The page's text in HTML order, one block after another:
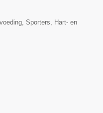
Sporters, Hart- en